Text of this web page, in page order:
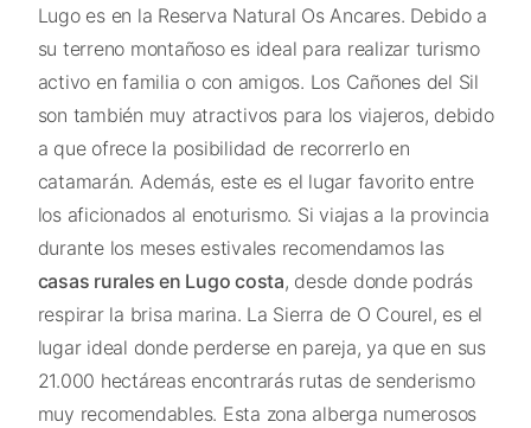
Lugo es en la Reserva Natural Os Ancares. Debido a
su terreno montañoso es ideal para realizar turismo
activo en familia o con amigos. Los Cañones del Sil
son también muy atractivos para los viajeros, debido
a que ofrece la posibilidad de recorrerlo en
catamarán. Además, este es el lugar favorito entre
los aficionados al enoturismo. Si viajas a la provincia
durante los meses estivales recomendamos las
casas rurales en Lugo costa, desde donde podrás
respirar la brisa marina. La Sierra de O Courel, es el
lugar ideal donde perderse en pareja, ya que en sus
21.000 hectáreas encontrarás rutas de senderismo
muy recomendables. Esta zona alberga numerosos